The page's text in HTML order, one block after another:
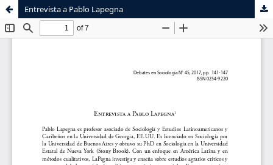
Entrevista a Pablo Lapegna